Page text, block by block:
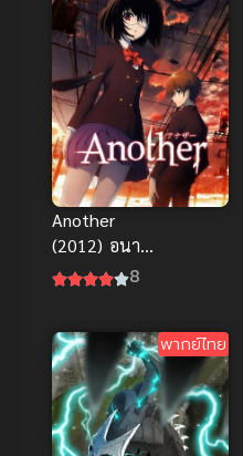
Another
(2012) อนา
เธอร์
8
พากย์ไทย